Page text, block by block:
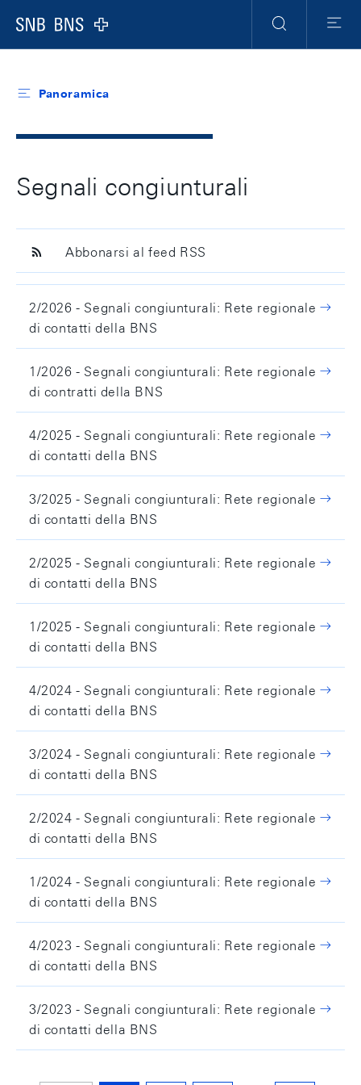
Logo
Navigation
Ricerca Menu
Panoramica
Segnali congiunturali
Abbonarsi al feed RSS
2/2026 - Segnali congiunturali: Rete regionale
di contatti della BNS
1/2026 - Segnali congiunturali: Rete regionale
di contratti della BNS
4/2025 - Segnali congiunturali: Rete regionale
di contatti della BNS
3/2025 - Segnali congiunturali: Rete regionale
di contatti della BNS
2/2025 - Segnali congiunturali: Rete regionale
di contatti della BNS
1/2025 - Segnali congiunturali: Rete regionale
di contatti della BNS
4/2024 - Segnali congiunturali: Rete regionale
di contatti della BNS
3/2024 - Segnali congiunturali: Rete regionale
di contatti della BNS
2/2024 - Segnali congiunturali: Rete regionale
di contatti della BNS
1/2024 - Segnali congiunturali: Rete regionale
di contatti della BNS
4/2023 - Segnali congiunturali: Rete regionale
di contatti della BNS
3/2023 - Segnali congiunturali: Rete regionale
di contatti della BNS